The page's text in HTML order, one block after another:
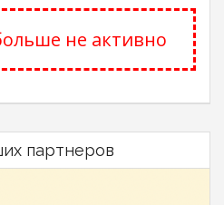
не активно
партнеров